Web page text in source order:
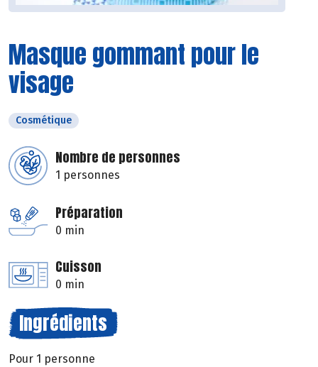
Masque gommant pour le
visage
Cosmétique
Nombre de personnes
1 personnes
Préparation
0 min
Cuisson
0 min
Ingrédients
Pour 1 personne